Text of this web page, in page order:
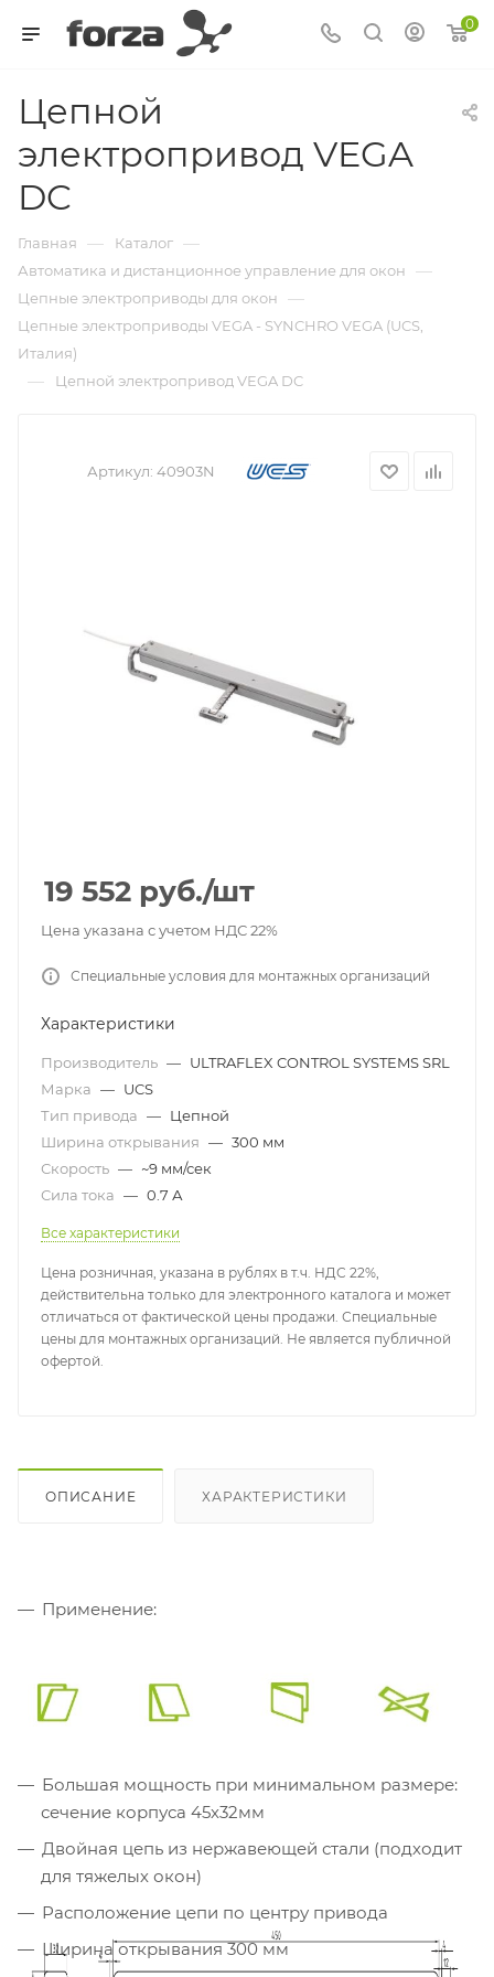
0
Цепной
электропривод VEGA
DC
Главная — Каталог —
Автоматика и дистанционное управление для окон —
Цепные электроприводы для окон —
Цепные электроприводы VEGA - SYNCHRO VEGA (UCS,
Италия)
— Цепной электропривод VEGA DC
Артикул: 40903N
19 552 руб./шт
Цена указана с учетом НДС 22%
Специальные условия для монтажных организаций
Характеристики
Производитель — ULTRAFLEX CONTROL SYSTEMS SRL
Марка — UCS
Тип привода — Цепной
Ширина открывания — 300 мм
Скорость — ~9 мм/сек
Сила тока — 0.7 А
Все характеристики
Цена розничная, указана в рублях в т.ч. НДС 22%,
действительна только для электронного каталога и может
отличаться от фактической цены продажи. Специальные
цены для монтажных организаций. Не является публичной
офертой.
ОПИСАНИЕ ХАРАКТЕРИСТИКИ
Применение:
Большая мощность при минимальном размере:
сечение корпуса 45х32мм
Двойная цепь из нержавеющей стали (подходит
для тяжелых окон)
Расположение цепи по центру привода
Ширина открывания 300 мм